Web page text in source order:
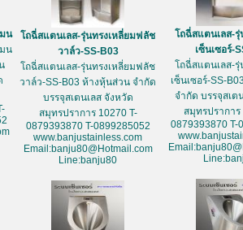
น
น
โถฉี่สแตนเลส-รุ่นทรงเหลี่ยมฟลัช
วาล์ว-SS-B03
โถฉี่สแตนเลส-รุ่นทรงเหลี่ยมฟลัช
วาล์ว-SS-B03 ห้างหุ้นส่วน จำกัด
บรรจุสเตนเลส จังหวัด
สมุทรปราการ 10270 T-
0879393870 T-0899285052
www.banjustainless.com
Email:banju80@Hotmail.com
Line:banju80
โถฉี่สแตนเลส-รุ่
เซ็นเซอร์-
โถฉี่สแตนเลส-รุ่
เซ็นเซอร์-SS-
จำกัด บรรจุสเต
สมุทรปราการ
0879393870 T-